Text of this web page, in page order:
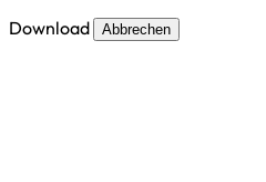
Download
Abbrechen